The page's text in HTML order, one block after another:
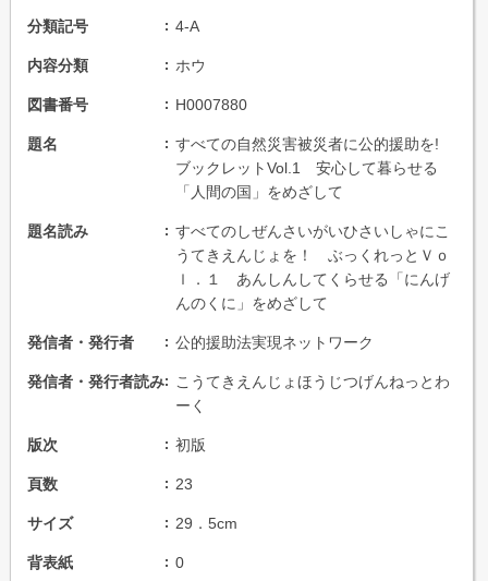
分類記号 4-A
内容分類 ホウ
図書番号 H0007880
題名
すべての自然災害被災者に公的援助を!
ブックレットVol.1 安心して暮らせる
「人間の国」をめざして
題名読み
すべてのしぜんさいがいひさいしゃにこ
うてきえんじょを！ ぶっくれっとＶｏ
ｌ．１ あんしんしてくらせる「にんげ
んのくに」をめざして
発信者・発行者 公的援助法実現ネットワーク
発信者・発行者読み
こうてきえんじょほうじつげんねっとわ
ーく
版次 初版
頁数 23
サイズ 29．5cm
背表紙 0